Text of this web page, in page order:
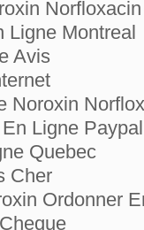
Ligne Montreal
Avis
Noroxin
Ligne Paypal
Quebec
Cher
Ordonner